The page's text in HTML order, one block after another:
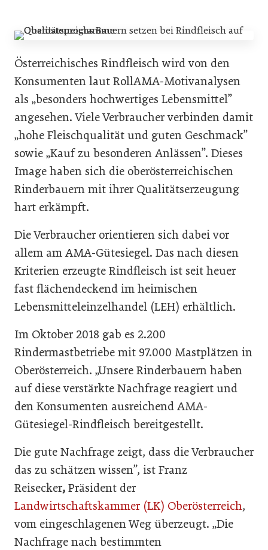
Österreichisches Rindfleisch wird von den
Konsumenten laut RollAMA-Motivanalysen
als „besonders hochwertiges Lebensmittel”
angesehen. Viele Verbraucher verbinden damit
„hohe Fleischqualität und guten Geschmack”
sowie „Kauf zu besonderen Anlässen”. Dieses
Image haben sich die oberösterreichischen
Rinderbauern mit ihrer Qualitätserzeugung
hart erkämpft.
Die Verbraucher orientieren sich dabei vor
allem am AMA-Gütesiegel. Das nach diesen
Kriterien erzeugte Rindfleisch ist seit heuer
fast flächendeckend im heimischen
Lebensmitteleinzelhandel (LEH) erhältlich.
Im Oktober 2018 gab es 2.200
Rindermastbetriebe mit 97.000 Mastplätzen in
Oberösterreich. „Unsere Rinderbauern haben
auf diese verstärkte Nachfrage reagiert und
den Konsumenten ausreichend AMA-
Gütesiegel-Rindfleisch bereitgestellt.
Die gute Nachfrage zeigt, dass die Verbraucher
das zu schätzen wissen”, ist Franz
Reisecker, Präsident der
Landwirtschaftskammer (LK) Oberösterreich,
vom eingeschlagenen Weg überzeugt. „Die
Nachfrage nach bestimmten